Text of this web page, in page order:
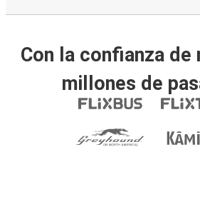
Con la confianza de
millones de